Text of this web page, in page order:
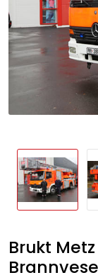
Brukt
Kvalitet og miljø